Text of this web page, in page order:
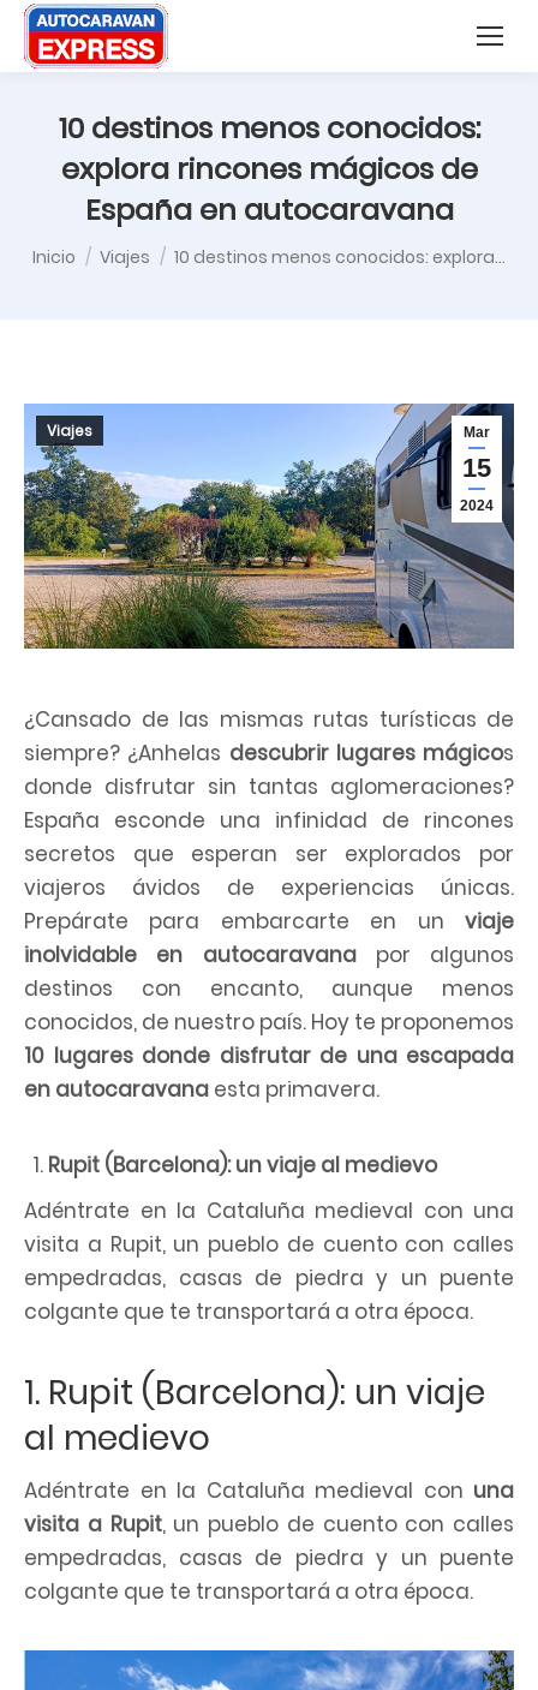
Nota:
este
Buscar:
10 destinos menos conocidos:
explora rincones mágicos de
España en autocaravana
Estás aquí:
Inicio Viajes 10 destinos menos conocidos: explora…
Mar
15
2024
Viajes
¿Cansado de las mismas rutas turísticas de
siempre? ¿Anhelas descubrir lugares mágicos
donde disfrutar sin tantas aglomeraciones?
España esconde una infinidad de rincones
secretos que esperan ser explorados por
viajeros ávidos de experiencias únicas.
Prepárate para embarcarte en un viaje
inolvidable en autocaravanapor algunos
destinos con encanto, aunque menos
conocidos, de nuestro país. Hoy te proponemos
10 lugares donde disfrutar de una escapada
en autocaravana esta primavera.
Rupit (Barcelona): un viaje al medievo
Adéntrate en la Cataluña medieval con una
visita a Rupit, un pueblo de cuento con calles
empedradas, casas de piedra y un puente
colgante que te transportará a otra época.
1. Rupit (Barcelona): un viaje
al medievo
Adéntrate en la Cataluña medieval con una
visita a Rupit, un pueblo de cuento con calles
empedradas, casas de piedra y un puente
colgante que te transportará a otra época.